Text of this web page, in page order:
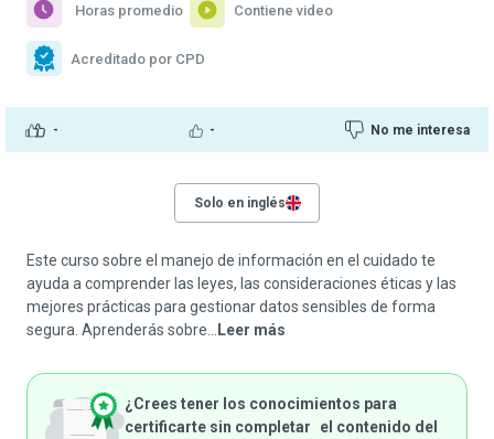
- - No me interesa
Horas promedio Contiene video
Acreditado por CPD
Solo en inglés
Este curso sobre el manejo de información en el cuidado te
ayuda a comprender las leyes, las consideraciones éticas y las
mejores prácticas para gestionar datos sensibles de forma
segura. Aprenderás sobre...
Leer más
¿Crees tener los conocimientos para
certificarte sin completar el contenido del